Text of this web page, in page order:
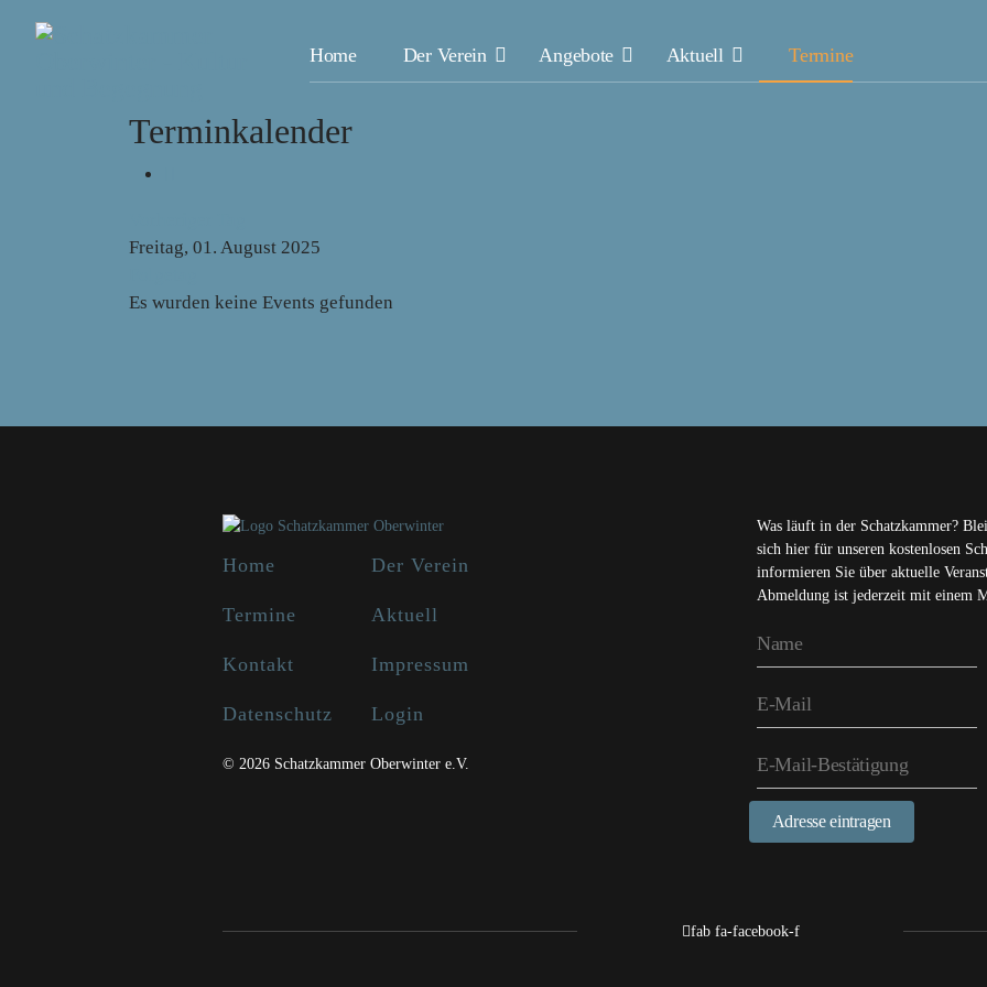
Home Der Verein Angebote Aktuell Termine
Terminkalender
Freitag, 01. August 2025
Es wurden keine Events gefunden
Home Der Verein
Termine Aktuell
Kontakt Impressum
Datenschutz Login
© 2026 Schatzkammer Oberwinter e.V.
Was läuft in der Schatzkammer?
sich hier für unseren kostenlosen
informieren Sie über aktuelle
Abmeldung ist jederzeit mit einem
Adresse eintragen
fab fa-facebook-f